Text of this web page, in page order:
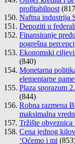
profitabilnost
Naftna industrija
Depoziti u
Finansiranje
pogrešna
Ekonomski
(840)
Monetarna
elementarne
Plaza sporazum
(844)
Robna razmena
maksimalna
Tržište
Cena jednog
‘Oćemo i mi